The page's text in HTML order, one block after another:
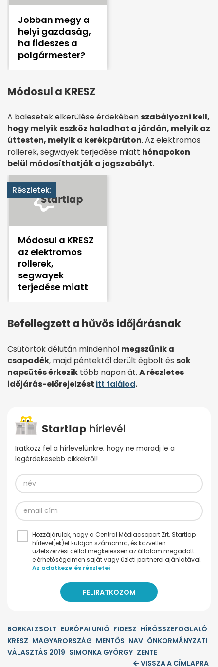
Jobban megy a
helyi gazdaság,
ha fideszes a
polgármester?
Módosul a KRESZ
A balesetek elkerülése érdekében szabályozni kell,
hogy melyik eszköz haladhat a járdán, melyik az
úttesten, melyik a kerékpárúton. Az elektromos
rollerek, segwayek terjedése miatt hónapokon
belül módosíthatják a jogszabályt.
Részletek:
Módosul a KRESZ
az elektromos
rollerek,
segwayek
terjedése miatt
Befellegzett a hűvös időjárásnak
Csütörtök délután mindenhol megszűnik a
csapadék, majd péntektől derült égbolt és sok
napsütés érkezik több napon át. A részletes
időjárás-előrejelzést itt találod.
Iratkozz fel a hírlevelünkre, hogy ne maradj le a
legérdekesebb cikkekről!
Hozzájárulok, hogy a Central Médiacsoport Zrt. Startlap
hírlevel(ek)et küldjön számomra, és közvetlen
üzletszerzési céllal megkeressen az általam megadott
elérhetőségeimen saját vagy üzleti partnerei ajánlatával.
Az adatkezelés részletei
BORKAI ZSOLT EURÓPAI UNIÓ FIDESZ HÍRÖSSZEFOGLALÓ
KRESZ MAGYARORSZÁG MENTŐS NAV ÖNKORMÁNYZATI
VÁLASZTÁS 2019 SIMONKA GYÖRGY ZENTE
VISSZA A CÍMLAPRA